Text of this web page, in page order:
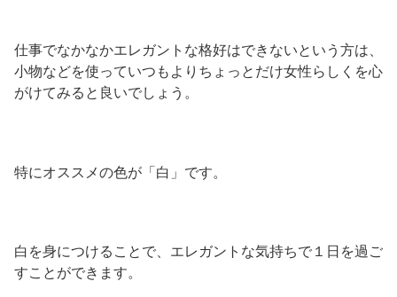
仕事でなかなかエレガントな格好はできないという方は、
小物などを使っていつもよりちょっとだけ女性らしくを心
がけてみると良いでしょう。
特にオススメの色が「白」です。
白を身につけることで、エレガントな気持ちで１日を過ご
すことができます。